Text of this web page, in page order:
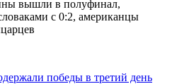
победы в третий день